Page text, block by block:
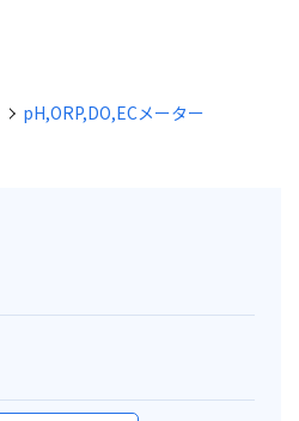
pH,ORP,DO,ECメーター